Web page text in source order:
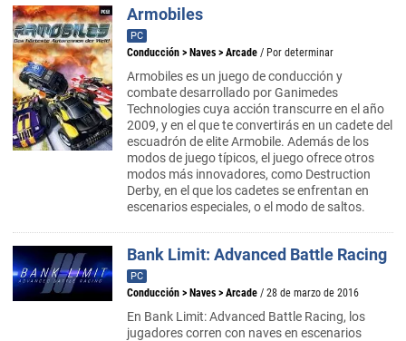
Armobiles
PC
Conducción > Naves > Arcade / Por determinar
Armobiles es un juego de conducción y
combate desarrollado por Ganimedes
Technologies cuya acción transcurre en el año
2009, y en el que te convertirás en un cadete del
escuadrón de elite Armobile. Además de los
modos de juego típicos, el juego ofrece otros
modos más innovadores, como Destruction
Derby, en el que los cadetes se enfrentan en
escenarios especiales, o el modo de saltos.
Bank Limit: Advanced Battle Racing
PC
Conducción > Naves > Arcade / 28 de marzo de 2016
En Bank Limit: Advanced Battle Racing, los
jugadores corren con naves en escenarios